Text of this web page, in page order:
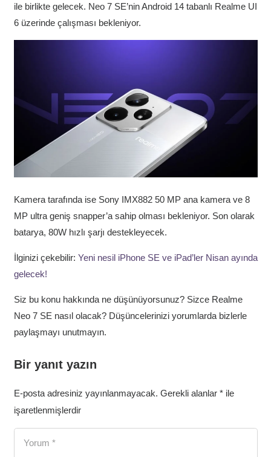
ile birlikte gelecek. Neo 7 SE’nin Android 14 tabanlı Realme UI
6 üzerinde çalışması bekleniyor.
Kamera tarafında ise Sony IMX882 50 MP ana kamera ve 8
MP ultra geniş snapper’a sahip olması bekleniyor. Son olarak
batarya, 80W hızlı şarjı destekleyecek.
İlginizi çekebilir: Yeni nesil iPhone SE ve iPad’ler Nisan ayında
gelecek!
Siz bu konu hakkında ne düşünüyorsunuz? Sizce Realme
Neo 7 SE nasıl olacak? Düşüncelerinizi yorumlarda bizlerle
paylaşmayı unutmayın.
Bir yanıt yazın
E-posta adresiniz yayınlanmayacak. Gerekli alanlar *ile
işaretlenmişlerdir